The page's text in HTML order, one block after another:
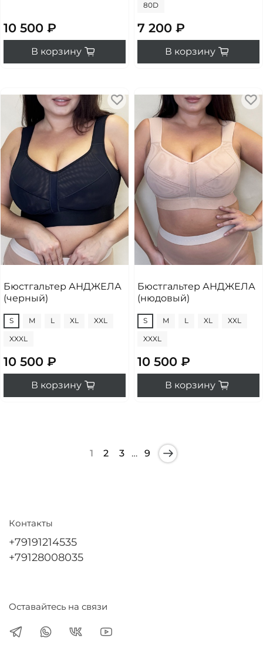
10 500 ₽
В корзину
80D
7 200 ₽
В корзину
Бюстгальтер АНДЖЕЛА
(черный)
S M L XL XXL
XXXL
10 500 ₽
В корзину
Бюстгальтер АНДЖЕЛА
(нюдовый)
S M L XL XXL
XXXL
10 500 ₽
В корзину
1 2 3 … 9
Контакты
+79191214535
+79128008035
Оставайтесь на связи